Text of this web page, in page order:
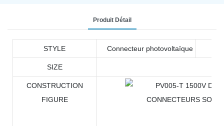
Produit Détail
STYLE Connecteur photovoltaïque
SIZE
CONSTRUCTION
FIGURE